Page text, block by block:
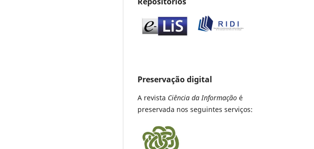
Preservação digital
A revista Ciência da Informação é
preservada nos seguintes serviços: